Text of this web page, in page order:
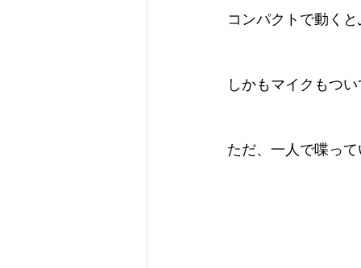
コンパクトで動く
しかもマイクもつ
ただ、一人で喋っ